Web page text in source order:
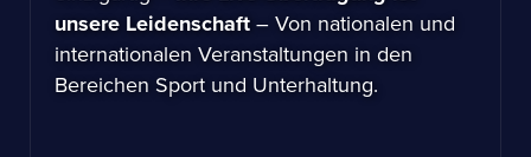
unsere Leidenschaft – Von nationalen und
internationalen Veranstaltungen in den
Bereichen Sport und Unterhaltung.